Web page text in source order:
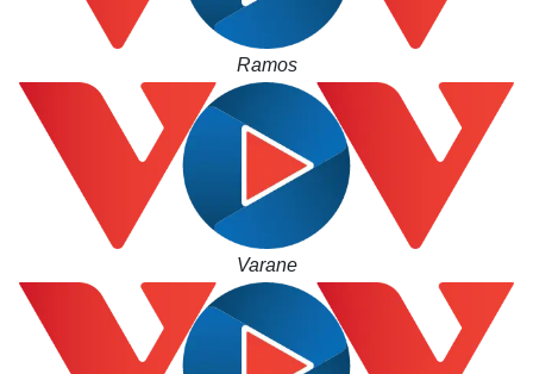
Cuộc sống đó đây
E-Magazine
Infographic
Ramos
Varane